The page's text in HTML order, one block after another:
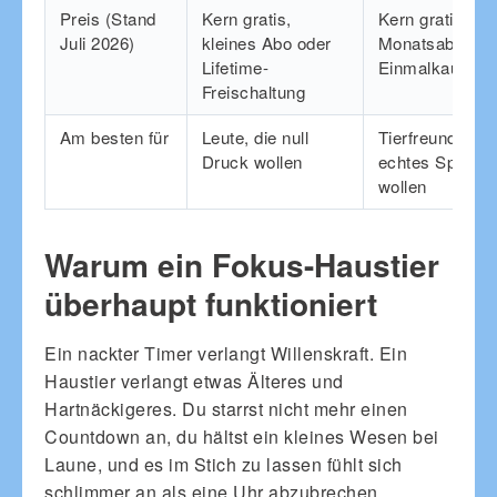
Preis (Stand
Juli 2026)
Kern gratis,
kleines Abo oder
Lifetime-
Freischaltung
Kern gratis,
Monatsabo
Einmalkauf
Am besten für
Leute, die null
Druck wollen
Tierfreunde,
echtes Spiel
wollen
Warum ein Fokus-Haustier
überhaupt funktioniert
Ein nackter Timer verlangt Willenskraft. Ein
Haustier verlangt etwas Älteres und
Hartnäckigeres. Du starrst nicht mehr einen
Countdown an, du hältst ein kleines Wesen bei
Laune, und es im Stich zu lassen fühlt sich